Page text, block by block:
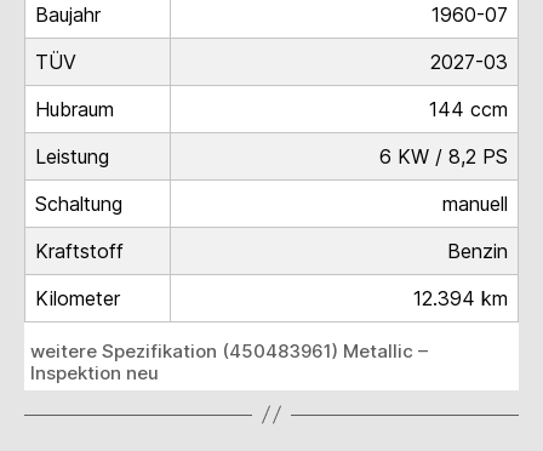
Baujahr
1960-07
TÜV
2027-03
Hubraum
144 ccm
Leistung
6 KW / 8,2 PS
Schaltung
manuell
Kraftstoff
Benzin
Kilometer
12.394 km
weitere Spezifikation (450483961) Metallic –
Inspektion neu